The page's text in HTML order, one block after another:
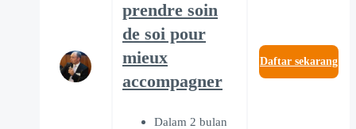
prendre soin
de soi pour
mieux
accompagner
Dalam 2 bulan
Daftar sekarang